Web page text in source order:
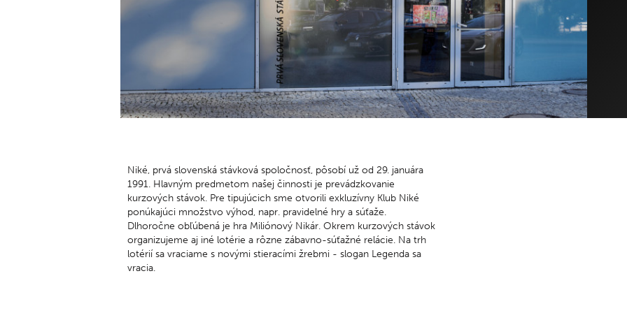
so – ne: 8.00 – 22.00
NAY ELEKTRODOM
po – ne: 9.00 – 21.00
so – ne: 16.00 – 22.00
DETSKÝ KÚTIK - TIME OUT
po – ne: 9.00 – 21.00
Podzemné parkovisko je otvorené denne od 06.00 – 22.00h.
Niké, prvá slovenská stávková spoločnosť, pôsobí už od 29. januára
1991. Hlavným predmetom našej činnosti je prevádzkovanie
kurzových stávok. Pre tipujúcich sme otvorili exkluzívny Klub Niké
ponúkajúci množstvo výhod, napr. pravidelné hry a súťaže.
Dlhoročne obľúbená je hra Miliónový Nikár. Okrem kurzových stávok
organizujeme aj iné lotérie a rôzne zábavno-súťažné relácie. Na trh
lotérií sa vraciame s novými stieracími žrebmi - slogan Legenda sa
vracia.